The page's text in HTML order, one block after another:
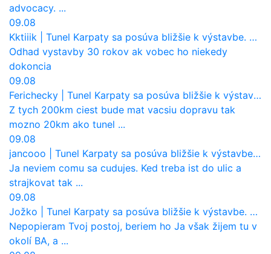
advocacy. ...
09.08
Kktiiik
Tunel Karpaty sa posúva bližšie k výstavbe. NDS urobila dôležitý krok
Odhad vystavby 30 rokov ak vobec ho niekedy
dokoncia
09.08
Ferichecky
Tunel Karpaty sa posúva bližšie k výstavbe. NDS urobila dôležitý krok
Z tych 200km ciest bude mat vacsiu dopravu tak
mozno 20km ako tunel ...
09.08
jancooo
Tunel Karpaty sa posúva bližšie k výstavbe. NDS urobila dôležitý krok
Ja neviem comu sa cudujes. Ked treba ist do ulic a
strajkovat tak ...
09.08
Jožko
Tunel Karpaty sa posúva bližšie k výstavbe. NDS urobila dôležitý krok
Nepopieram Tvoj postoj, beriem ho Ja však žijem tu v
okolí BA, a ...